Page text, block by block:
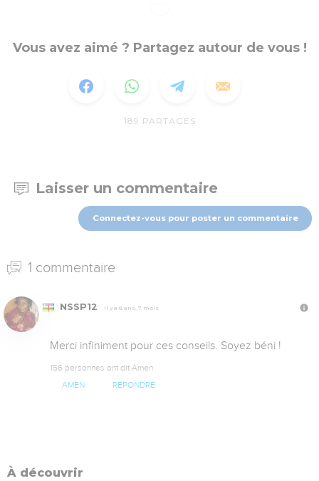
Vous avez aimé ? Partagez autour de vous !
189 PARTAGES
Laisser un commentaire
Connectez-vous pour poster un commentaire
1 commentaire
NSSP12 Il y a 8 ans, 7 mois
Merci infiniment pour ces conseils. Soyez béni !
156 personnes ont dit Amen
AMEN RÉPONDRE
À découvrir